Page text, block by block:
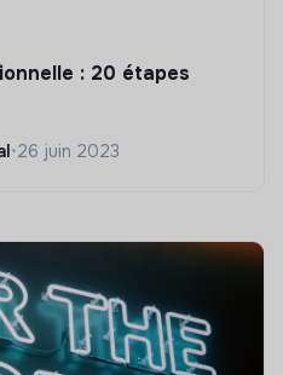
: 20 étapes
•26 juin 2023